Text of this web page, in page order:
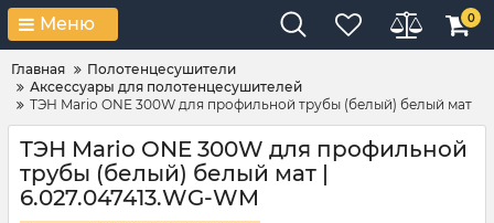
Меню 0
Главная
Полотенцесушители
Аксессуары для полотенцесушителей
ТЭН Mario ONE 300W для профильной трубы (белый) белый мат
ТЭН Mario ONE 300W для профильной
трубы (белый) белый мат |
6.027.047413.WG-WM